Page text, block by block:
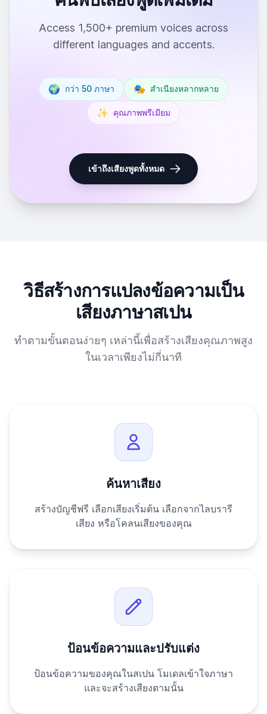
Access 1,500+ premium voices across
different languages and accents.
🌍 กว่า 50 ภาษา 🎭 สำเนียงหลากหลาย
✨ คุณภาพพรีเมียม
เข้าถึงเสียงพูดทั้งหมด
วิธีสร้างการแปลงข้อความเป็น
เสียงภาษาสเปน
ทำตามขั้นตอนง่ายๆ เหล่านี้เพื่อสร้างเสียงคุณภาพสูง
ในเวลาเพียงไม่กี่นาที
ค้นหาเสียง
สร้างบัญชีฟรี เลือกเสียงเริ่มต้น เลือกจากไลบรารี
เสียง หรือโคลนเสียงของคุณ
ป้อนข้อความและปรับแต่ง
ป้อนข้อความของคุณในสเปน โมเดลเข้าใจภาษา
และจะสร้างเสียงตามนั้น